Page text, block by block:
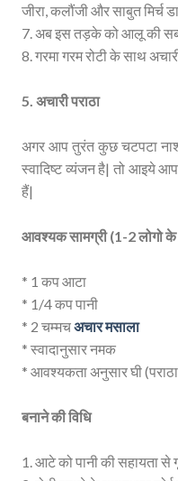
जीरा, कलौंजी और साबुत मिर्च
7. अब इस तड़के को आलू की
8. गरमा गरम रोटी के साथ
5. अचारी पराठा
अगर आप तुरंत कुछ चटपटा
स्वादिष्ट व्यंजन है| तो आइये
हैं|
आवश्यक सामग्री (1-2 लोगो के
* 1 कप आटा
* 1/4 कप पानी
* 2 चम्मचअचार मसाला
* स्वादानुसार नमक
* आवश्यकता अनुसार घी
बनाने की विधि
1. आटे को पानी की सहायता से